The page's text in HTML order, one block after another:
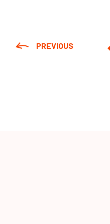
PREVIOUS